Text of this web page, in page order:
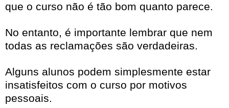
que o curso não é tão bom quanto parece.
No entanto, é importante lembrar que nem
todas as reclamações são verdadeiras.
Alguns alunos podem simplesmente estar
insatisfeitos com o curso por motivos
pessoais.